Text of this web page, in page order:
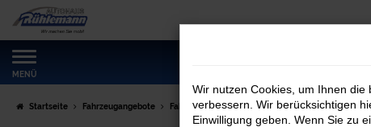
Zum
Hauptinhalt
springen
MENÜ
Startseite Fahrzeugangebote Fahrzeugmarkt
Wir nutzen Cookies, um Ihnen
verbessern. Wir berücksichtigen
Einwilligung geben. Wenn Sie zu